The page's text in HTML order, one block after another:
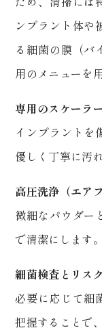
ンプラント体や
る細菌の膜（バ
用のメニューを
専用のスケーラ
インプラントを
優しく丁寧に汚
高圧洗浄（エア
微細なパウダー
で清潔にします。
細菌検査とリス
必要に応じて細
把握することで